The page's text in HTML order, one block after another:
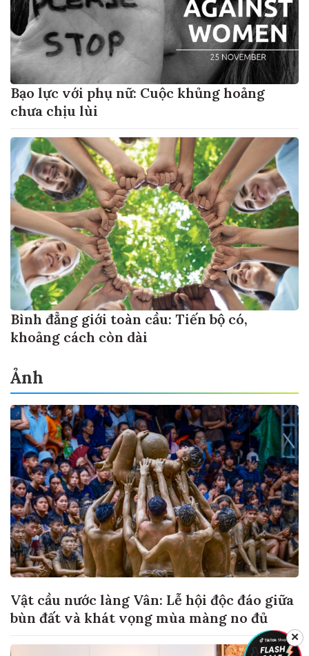
Bạo lực với phụ nữ: Cuộc khủng hoảng
chưa chịu lùi
Bình đẳng giới toàn cầu: Tiến bộ có,
khoảng cách còn dài
Ảnh
Vật cầu nước làng Vân: Lễ hội độc đáo giữa
bùn đất và khát vọng mùa màng no đủ
✕